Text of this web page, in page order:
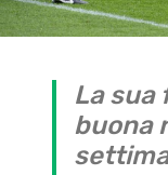
La sua
buona